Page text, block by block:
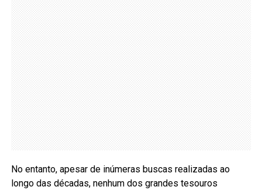
No entanto, apesar de inúmeras buscas realizadas ao
longo das décadas, nenhum dos grandes tesouros